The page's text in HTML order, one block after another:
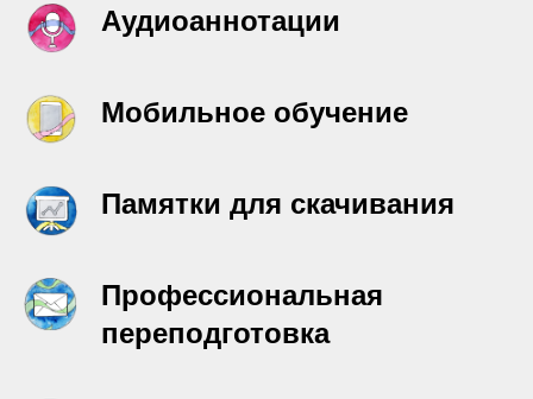
Аудиоаннотации
Мобильное обучение
Памятки для скачивания
Профессиональная
переподготовка